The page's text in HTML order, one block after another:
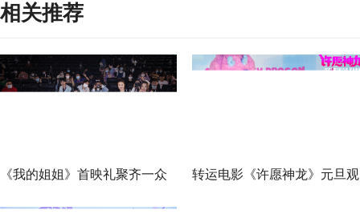
相关推荐
《我的姐姐》首映礼聚齐一众
好演员 张子枫与姐姐共成长
转运电影《许愿神龙》元旦观